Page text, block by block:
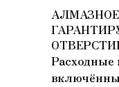
Расходные